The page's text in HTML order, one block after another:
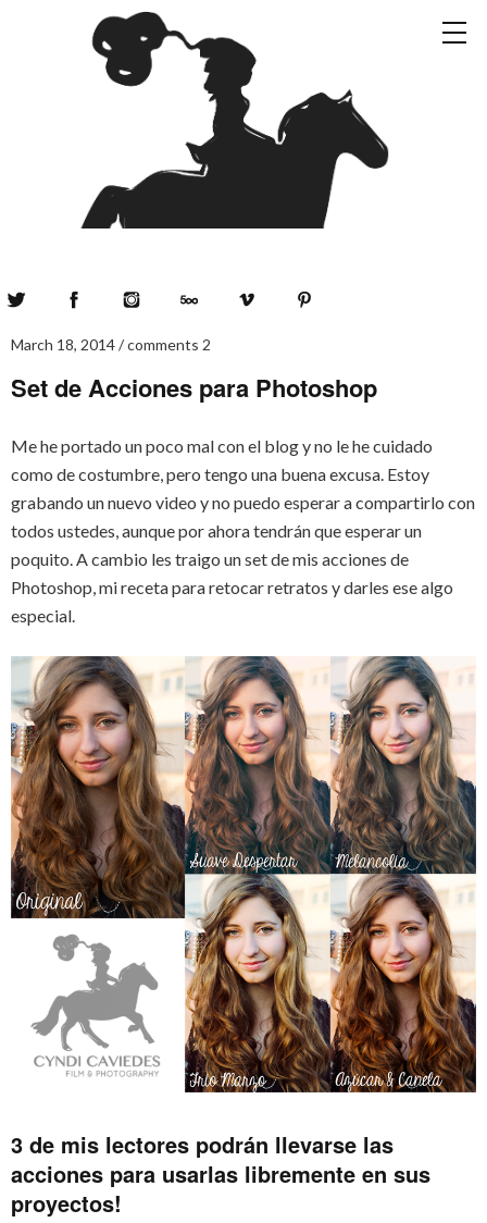
March 18, 2014 comments 2
Set de Acciones para Photoshop
Me he portado un poco mal con el blog y no le he cuidado
como de costumbre, pero tengo una buena excusa. Estoy
grabando un nuevo video y no puedo esperar a compartirlo con
todos ustedes, aunque por ahora tendrán que esperar un
poquito. A cambio les traigo un set de mis acciones de
Photoshop, mi receta para retocar retratos y darles ese algo
especial.
3 de mis lectores podrán llevarse las
acciones para usarlas libremente en sus
proyectos!